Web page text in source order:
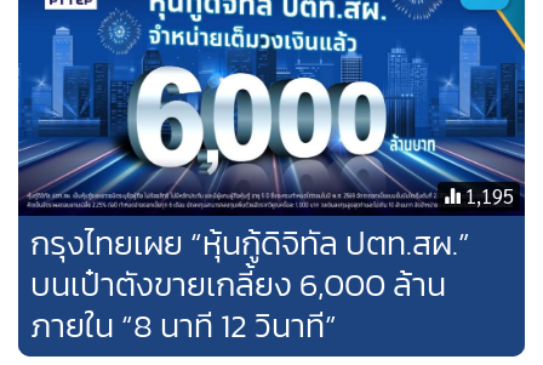
1,195
กรุงไทยเผย “หุ้นกู้ดิจิทัล ปตท.สผ.”
บนเป๋าตังขายเกลี้ยง 6,000 ล้าน
ภายใน “8 นาที 12 วินาที”